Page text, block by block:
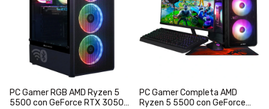
PC Gamer RGB AMD Ryzen 5
5500 con GeForce RTX 3050
PC Gamer Completa AMD
Ryzen 5 5500 con GeForce